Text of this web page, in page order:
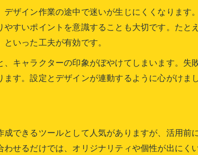
ザイン作業の途中で迷いが生じにくくなります
すいポイントを意識することも大切です。たと
いった工夫が有効です。
キャラクターの印象がぼやけてしまいます。失
す。設定とデザインが連動するように心がけま
できるツールとして人気がありますが、活用前
せるだけでは、オリジナリティや個性が出に